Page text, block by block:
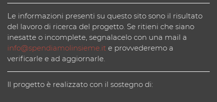
Le informazioni presenti su questo sito sono il risultato
del lavoro di ricerca del progetto. Se ritieni che siano
inesatte o incomplete, segnalacelo con una mail a
info@spendiamolinsieme.it e provvederemo a
verificarle e ad aggiornarle.
Il progetto è realizzato con il sostegno di: